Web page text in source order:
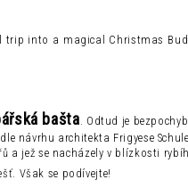
trip into a magical Christmas
bašta . Odtud je
návrhu architekta Frigyese
a jež se nacházely v blízkosti
Však se podívejte!